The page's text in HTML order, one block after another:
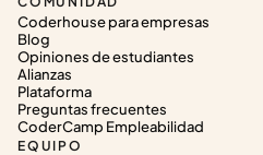
Coderhouse para empresas
Blog
Opiniones de estudiantes
Alianzas
Plataforma
Preguntas frecuentes
CoderCamp Empleabilidad
EQUIPO